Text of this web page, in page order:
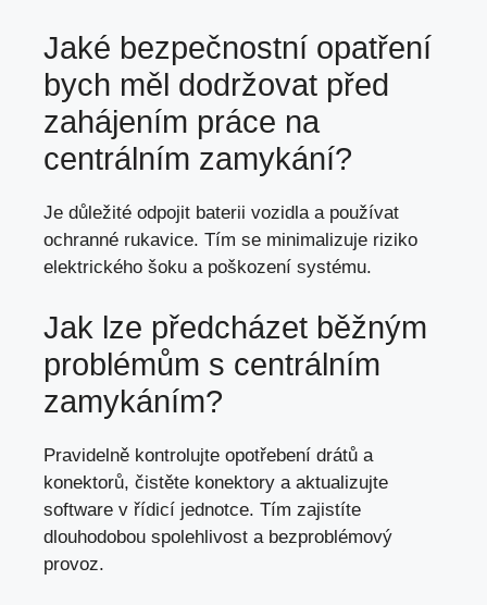
Jaké bezpečnostní opatření
bych měl dodržovat před
zahájením práce na
centrálním zamykání?
Je důležité odpojit baterii vozidla a používat
ochranné rukavice. Tím se minimalizuje riziko
elektrického šoku a poškození systému.
Jak lze předcházet běžným
problémům s centrálním
zamykáním?
Pravidelně kontrolujte opotřebení drátů a
konektorů, čistěte konektory a aktualizujte
software v řídicí jednotce. Tím zajistíte
dlouhodobou spolehlivost a bezproblémový
provoz.